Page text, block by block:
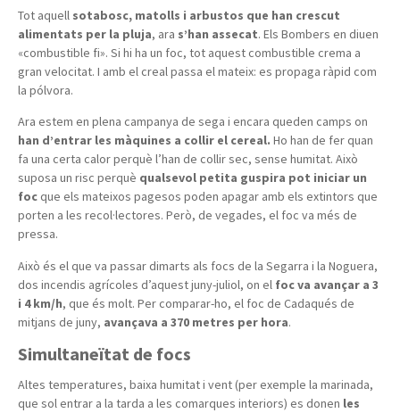
Tot aquell sotabosc, matolls i arbustos que han crescut
alimentats per la pluja, ara s’han assecat. Els Bombers en diuen
«combustible fi». Si hi ha un foc, tot aquest combustible crema a
gran velocitat. I amb el creal passa el mateix: es propaga ràpid com
la pólvora.
Ara estem en plena campanya de sega i encara queden camps on
han d’entrar les màquines a collir el cereal. Ho han de fer quan
fa una certa calor perquè l’han de collir sec, sense humitat. Això
suposa un risc perquè qualsevol petita guspira pot iniciar un
focque els mateixos pagesos poden apagar amb els extintors que
porten a les recol·lectores. Però, de vegades, el foc va més de
pressa.
Això és el que va passar dimarts als focs de la Segarra i la Noguera,
dos incendis agrícoles d’aquest juny-juliol, on el foc va avançar a 3
i 4 km/h, que és molt. Per comparar-ho, el foc de Cadaqués de
mitjans de juny, avançava a 370 metres per hora.
Simultaneïtat de focs
Altes temperatures, baixa humitat i vent (per exemple la marinada,
que sol entrar a la tarda a les comarques interiors) es donen les